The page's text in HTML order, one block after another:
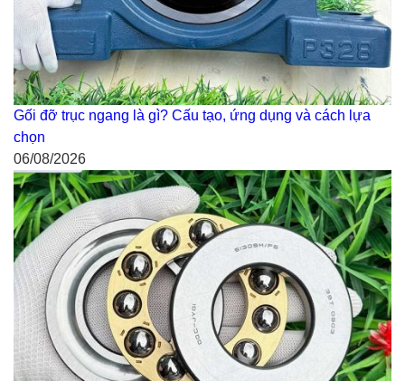
Gối đỡ trục ngang là gì? Cấu tạo, ứng dụng và cách lựa
chọn
06/08/2026